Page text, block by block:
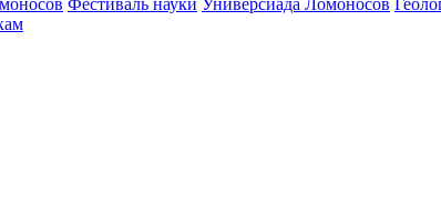
Фестиваль науки Универсиада Ломоносов